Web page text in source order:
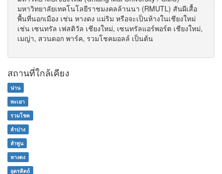
มหาวิทยาลัยเทคโนโลยีราชมงคลล้านนา (RMUTL) สันผีเสื้อ
พื้นที่นอกเมือง เช่น หางดง แม่ริม หรือจะเป็นห้างในเชียงใหม่
เช่น เซนทรัล เฟสติวัล เชียงใหม่, เซนทรัลแอร์พอร์ต เชียงใหม่,
เมญ่า, สวนดอก พาร์ค, รวมโชคมอลล์ เป็นต้น
สถานที่ใกล้เคียง
น่าน
พะเยา
รวมโชค
ลำปาง
ลำพูน
หางดง
อุตรดิตถ์